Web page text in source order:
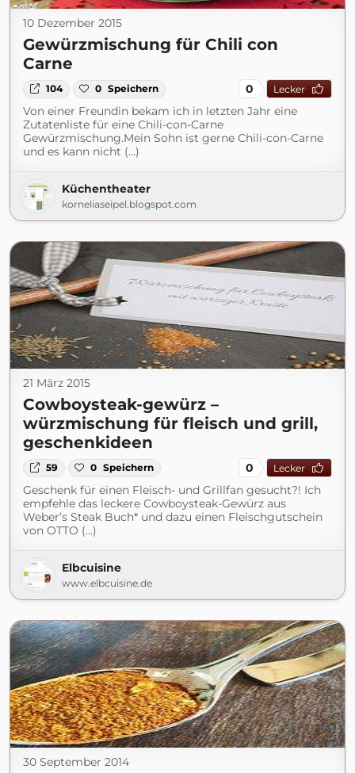
10 Dezember 2015
Gewürzmischung für Chili con
Carne
104 0 Speichern 0 Lecker
Von einer Freundin bekam ich in letzten Jahr eine
Zutatenliste für eine Chili-con-Carne
Gewürzmischung.Mein Sohn ist gerne Chili-con-Carne
und es kann nicht (...)
Küchentheater
korneliaseipel.blogspot.com
21 März 2015
Cowboysteak-gewürz –
würzmischung für fleisch und grill,
geschenkideen
59 0 Speichern 0 Lecker
Geschenk für einen Fleisch- und Grillfan gesucht?! Ich
empfehle das leckere Cowboysteak-Gewürz aus
Weber’s Steak Buch* und dazu einen Fleischgutschein
von OTTO (...)
Elbcuisine
www.elbcuisine.de
30 September 2014